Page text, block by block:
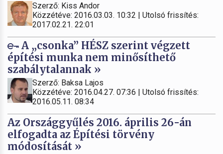
Szerző: Kiss Andor
Közzétéve: 2016.03.03. 10:32 | Utolsó frissítés:
2017.02.21. 22:01
A „csonka” HÉSZ szerint végzett
építési munka nem minősíthető
szabálytalannak »
Szerző: Baksa Lajos
Közzétéve: 2016.04.27. 07:36 | Utolsó frissítés:
2016.05.11. 08:34
Az Országgyűlés 2016. április 26-án
elfogadta az Építési törvény
módosítását »